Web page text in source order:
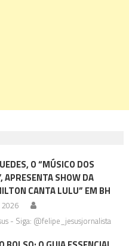
O “MÚSICO DOS
APRESENTA SHOW DA
CANTA LULU” EM BH
- Siga: @felipe_jesusjornalista